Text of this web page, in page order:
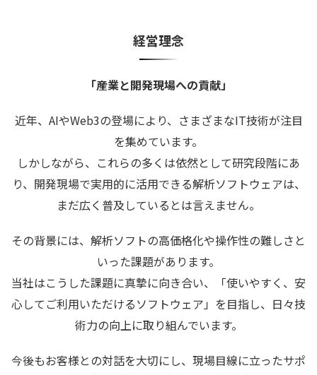
経営理念
「産業と開発現場への貢献」
近年、AIやWeb3の登場により、さまざまなIT技術が注目
を集めています。
しかしながら、これらの多くは依然として研究段階にあ
り、開発現場で実用的に活用できる解析ソフトウェアは、
まだ広く普及しているとは言えません。
その背景には、解析ソフトの高価格化や操作性の難しさと
いった課題があります。
当社はこうした課題に真摯に向き合い、「使いやすく、安
心してご利用いただけるソフトウェア」を目指し、日々技
術力の向上に取り組んでいます。
今後もお客様との対話を大切にし、現場目線に立ったサポ